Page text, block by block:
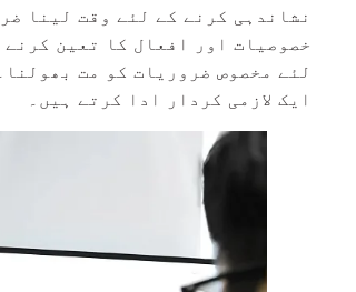
نشاندہی کرنے کے لئے وقت لینا
خصوصیات اور افعال کا تعین
لئے مخصوص ضروریات کو مت
ایک لازمی کردار ادا کرتے ہیں۔